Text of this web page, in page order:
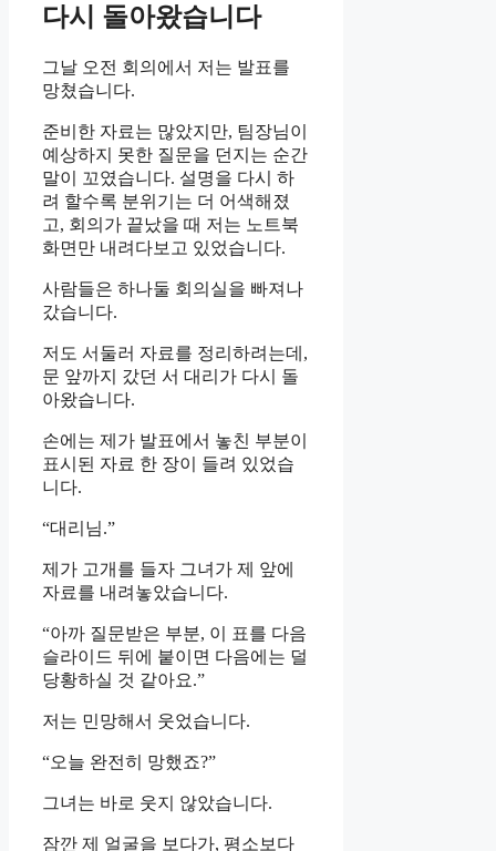
다시 돌아왔습니다
그날 오전 회의에서 저는 발표를
망쳤습니다.
준비한 자료는 많았지만, 팀장님이
예상하지 못한 질문을 던지는 순간
말이 꼬였습니다. 설명을 다시 하
려 할수록 분위기는 더 어색해졌
고, 회의가 끝났을 때 저는 노트북
화면만 내려다보고 있었습니다.
사람들은 하나둘 회의실을 빠져나
갔습니다.
저도 서둘러 자료를 정리하려는데,
문 앞까지 갔던 서 대리가 다시 돌
아왔습니다.
손에는 제가 발표에서 놓친 부분이
표시된 자료 한 장이 들려 있었습
니다.
“대리님.”
제가 고개를 들자 그녀가 제 앞에
자료를 내려놓았습니다.
“아까 질문받은 부분, 이 표를 다음
슬라이드 뒤에 붙이면 다음에는 덜
당황하실 것 같아요.”
저는 민망해서 웃었습니다.
“오늘 완전히 망했죠?”
그녀는 바로 웃지 않았습니다.
잠깐 제 얼굴을 보다가, 평소보다